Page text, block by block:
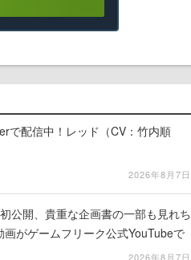
で配信中！レッド（CV：竹内順
2026年8月7日
公開、貴重な企画書の一部も見れち
がゲームフリーク公式YouTubeで
2026年8月7日